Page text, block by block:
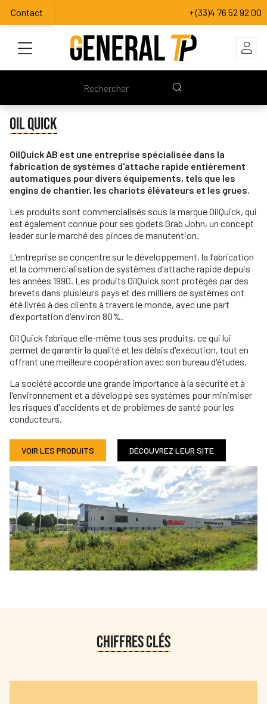
Contact + (33)4 76 52 92 00
OIL QUICK
OilQuick AB est une entreprise spécialisée dans la
fabrication de systèmes d'attache rapide entièrement
automatiques pour divers équipements, tels que les
engins de chantier, les chariots élévateurs et les grues.
Les produits sont commercialisés sous la marque OilQuick, qui
est également connue pour ses godets Grab John, un concept
leader sur le marché des pinces de manutention.
L'entreprise se concentre sur le développement, la fabrication
et la commercialisation de systèmes d'attache rapide depuis
les années 1990. Les produits OilQuick sont protégés par des
brevets dans plusieurs pays et des milliers de systèmes ont
été livrés à des clients à travers le monde, avec une part
d'exportation d'environ 80%.
Oil Quick fabrique elle-même tous ses produits, ce qui lui
permet de garantir la qualité et les délais d'exécution, tout en
offrant une meilleure coopération avec son bureau d'études.
La société accorde une grande importance à la sécurité et à
l'environnement et a développé ses systèmes pour minimiser
les risques d'accidents et de problèmes de santé pour les
conducteurs.
VOIR LES PRODUITS DÉCOUVREZ LEUR SITE
CHIFFRES CLÉS